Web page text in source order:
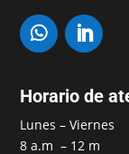
Horario de
Lunes – Viernes
8 a.m – 12 m